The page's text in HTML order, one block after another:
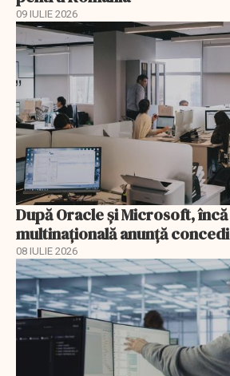
09 IULIE 2026
După Oracle şi Microsoft,
multinaţională anunţă
08 IULIE 2026
EXCLUSIV